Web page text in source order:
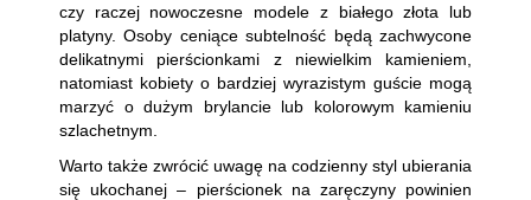
czy raczej nowoczesne modele z białego złota lub
platyny. Osoby ceniące subtelność będą zachwycone
delikatnymi pierścionkami z niewielkim kamieniem,
natomiast kobiety o bardziej wyrazistym guście mogą
marzyć o dużym brylancie lub kolorowym kamieniu
szlachetnym.
Warto także zwrócić uwagę na codzienny styl ubierania
się ukochanej – pierścionek na zaręczyny powinien